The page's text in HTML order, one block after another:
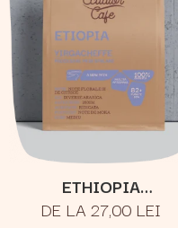
ETHIOPIA
YIRGACHEFFE
DE LA 27,00 LEI